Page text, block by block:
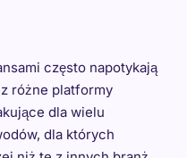
często napotykają
różne platformy
dla wielu
dla których